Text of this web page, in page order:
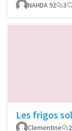
NAHDA 92 3
Les frigos
Clementine
2